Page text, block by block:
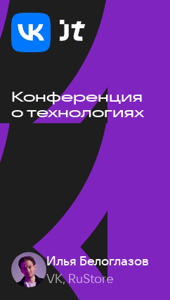
Конференция
о технологиях
Илья Белоглазов
VK, RuStore